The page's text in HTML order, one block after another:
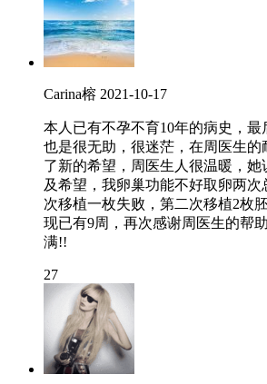
Carina榕 2021-10-17
本人已有不孕不育10年的病史，
也是很无助，很迷茫，在周医生的
了新的希望，周医生人很温暖，
及希望，我卵巢功能不好取卵两次
次移植一枚失败，第二次移植2枚
现已有9周，再次感谢周医生的帮
满!!
27